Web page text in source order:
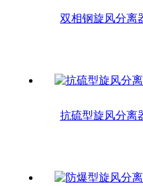
双相钢旋风分离
抗硫型旋风分离